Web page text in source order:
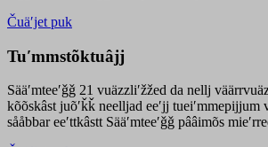
Čuäʹjet puk
Tuʹmmstõktuâjj
Sääʹmteeʹǧǧ 21 vuäzzliʹžžed da nellj
kõõskâst juõʹǩǩ neelljad eeʹjj tueiʹmmepijjum
sååbbar eeʹttkâstt Sääʹmteeʹǧǧ pââimõs